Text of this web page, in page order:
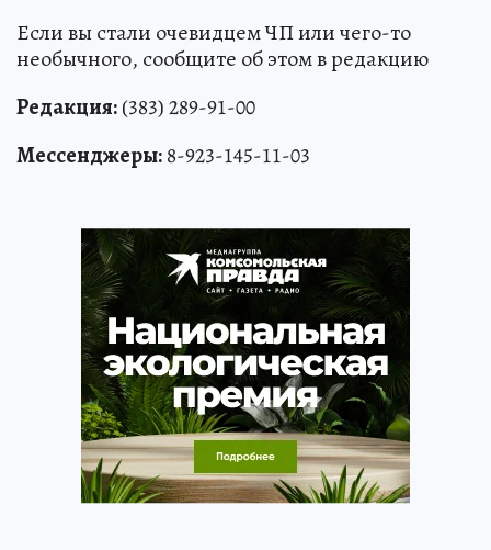
Если вы стали очевидцем ЧП или чего-то
необычного, сообщите об этом в редакцию
Редакция:(383) 289-91-00
Мессенджеры:8-923-145-11-03